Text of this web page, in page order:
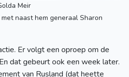
Meir
naast hem generaal Sharon
Er volgt een oproep om de
dat gebeurt ook een week later.
van Rusland (dat heette